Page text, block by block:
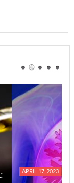
APRIL 17, 2023